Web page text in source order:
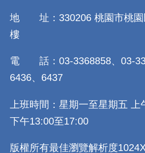
地 址：330206 桃園市桃園
樓
電 話：03-3368858、03-
6436、6437
上班時間：星期一至星期五
下午13:00至17:00
版權所有最佳瀏覽解析度